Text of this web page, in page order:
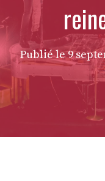
Publié le9